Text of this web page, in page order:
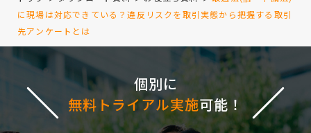
に現場は対応できている？違反リスクを取引実態から把握する取引
先アンケートとは
個別に
無料トライアル実施可能！